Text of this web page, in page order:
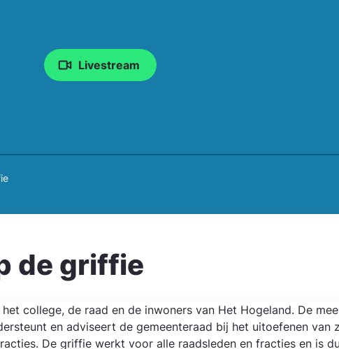
Livestream
de griffie
college, de raad en de inwoners van Het Hogeland. De
en adviseert de gemeente­raad bij het uitoefenen van
De griffie werkt voor alle raadsleden en fracties en is